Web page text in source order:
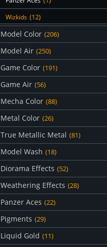
Wizkids (12)
Model Color (206)
Model Air (250)
Game Color (191)
Game Air (56)
Mecha Color (88)
Metal Color (26)
True Metallic Metal (81)
Model Wash (18)
Diorama Effects (52)
Weathering Effects (28)
Panzer Aces (22)
Pigments (29)
Liquid Gold (11)